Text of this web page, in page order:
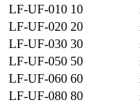
LF-UF-010 10
LF-UF-020 20
LF-UF-030 30
LF-UF-050 50
LF-UF-060 60
LF-UF-080 80